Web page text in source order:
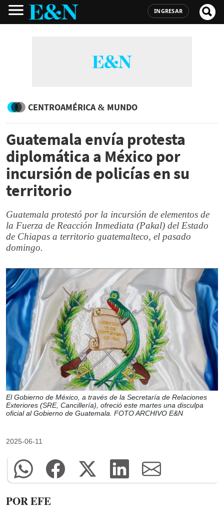
INGRESAR
CENTROAMÉRICA & MUNDO
Guatemala envía protesta
diplomática a México por
incursión de policías en su
territorio
Guatemala protestó por la incursión de elementos de
la Fuerza de Reacción Inmediata (Pakal) del Estado
de Chiapas a territorio guatemalteco, el pasado
domingo.
El Gobierno de México, a través de la Secretaría de Relaciones
Exteriores (SRE, Cancillería), ofreció este martes una disculpa
oficial al Gobierno de Guatemala. FOTO ARCHIVO E&N
2025-06-11
POR EFE